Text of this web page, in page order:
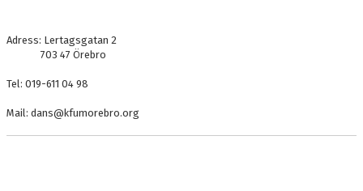
KONTAKT
Adress: Lertagsgatan 2
703 47 Örebro
Tel: 019-611 04 98
Mail: dans@kfumorebro.org